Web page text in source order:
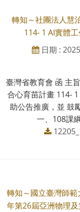
轉知～社團法人慧
114- 1 AI實體
日期 :
臺灣省教育會 函 主
合心育苗計畫 114-
助公告推廣，並 鼓
一、108課
轉知～國立臺灣師
年第26屆亞洲物理